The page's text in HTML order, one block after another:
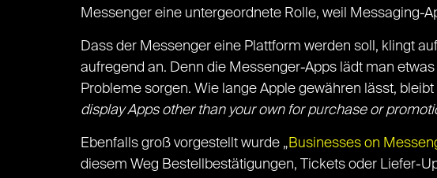
Messenger eine untergeordnete Rolle, weil Messaging-
Dass der Messenger eine Plattform werden soll, klingt
aufregend an. Denn die Messenger-Apps lädt man
Probleme sorgen. Wie lange Apple gewähren lässt,
display Apps other than your own for purchase or
Ebenfalls groß vorgestellt wurde „Businesses on
diesem Weg Bestellbestätigungen, Tickets oder Liefer-